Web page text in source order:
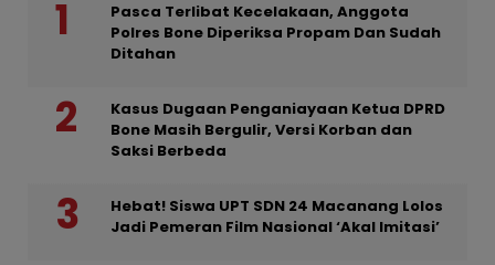
Pasca Terlibat Kecelakaan, Anggota
Polres Bone Diperiksa Propam Dan Sudah
Ditahan
Kasus Dugaan Penganiayaan Ketua DPRD
Bone Masih Bergulir, Versi Korban dan
Saksi Berbeda
Hebat! Siswa UPT SDN 24 Macanang Lolos
Jadi Pemeran Film Nasional ‘Akal Imitasi’